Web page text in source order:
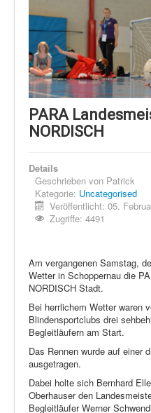
Über uns
Torball
Schießen
Schi Alpin
Schi Nordisch
Laufen
Datenschutz
PARA
NORDISCH
Details
Geschrieben von Patrick
Kategorie: Uncategorised
Veröffentlicht: 05.
Zugriffe: 4491
Am vergangenen Samstag,
Wetter in Schoppernau die
NORDISCH Stadt.
Bei herrlichem Wetter waren
Blindensportclubs drei
Begleitläufern am Start.
Das Rennen wurde auf einer
ausgetragen.
Dabei holte sich Bernhard
Oberhauser den
Begleitläufer Werner